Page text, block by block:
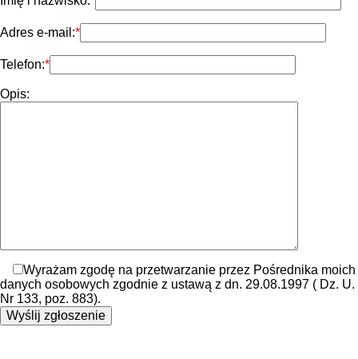
Adres e-mail:
Telefon:
Opis:
Wyrażam zgodę na przetwarzanie przez Pośrednika moich
danych osobowych zgodnie z ustawą z dn. 29.08.1997 ( Dz. U.
Nr 133, poz. 883).